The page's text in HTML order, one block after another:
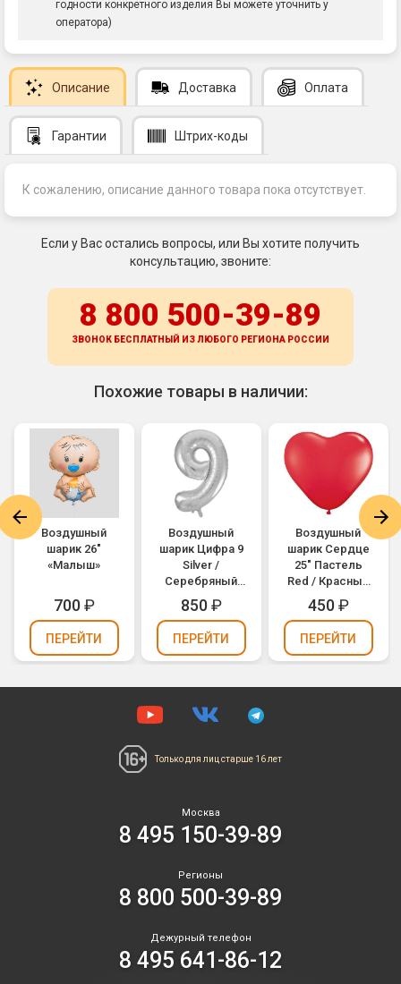
годности конкретного изделия Вы можете уточнить у
оператора)
Описание Доставка Оплата
Гарантии Штрих-коды
К сожалению, описание данного товара пока отсутствует.
Если у Вас остались вопросы, или Вы хотите получить
консультацию, звоните:
8 800 500-39-89
ЗВОНОК БЕСПЛАТНЫЙ ИЗ ЛЮБОГО РЕГИОНА РОССИИ
Похожие товары в наличии:
Воздушный
шарик 26"
«Малыш»
700₽
ПЕРЕЙТИ
Воздушный
шарик Цифра 9
Silver /
Серебряный
(1207-2964)
850₽
ПЕРЕЙТИ
Воздушный
шарик Сердце
25" Пастель
Red / Красный
(1105-0045)
450₽
ПЕРЕЙТИ
Только для лиц старше 16 лет
Москва
8 495 150-39-89
Регионы
8 800 500-39-89
Дежурный телефон
8 495 641-86-12